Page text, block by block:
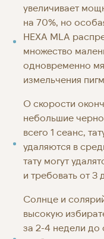
увеличивает
на 70%, но
HEXA MLA
множество
одновременно
измельчения
О скорости
небольшие
всего 1 сеанс,
удаляются в
тату могут
и требовать от 3
Солнце и
высокую
за 2-4 недели до